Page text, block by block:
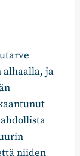
alhaalla, ja
niiden